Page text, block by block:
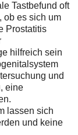
Tastbefund oft
ob es sich um
Prostatitis
hilfreich sein
und
eine
lassen sich
und keine